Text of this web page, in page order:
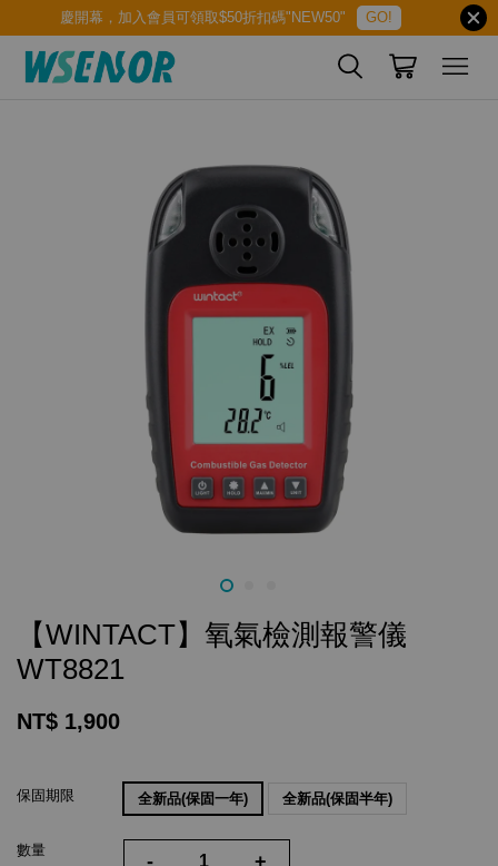
慶開幕，加入會員可領取$50折扣碼"NEW50" GO!
【WINTACT】氧氣檢測報警儀
WT8821
NT$ 1,900
保固期限 全新品(保固一年) 全新品(保固半年)
數量
- +